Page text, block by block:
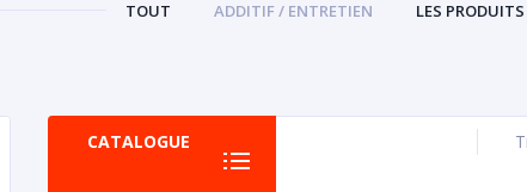
TOUT ADDITIF / ENTRETIEN LES
CATALOGUE